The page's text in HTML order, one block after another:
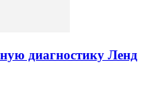
диагностику Ленд